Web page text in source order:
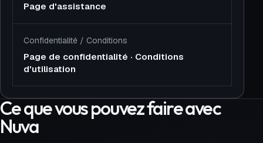
Page d'assistance
Confidentialité / Conditions
Page de confidentialité · Conditions
d'utilisation
Ce que vous pouvez faire avec
Nuva